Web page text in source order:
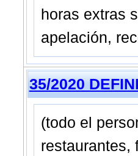
horas extras
apelación,
35/2020
(todo el
restaurantes,